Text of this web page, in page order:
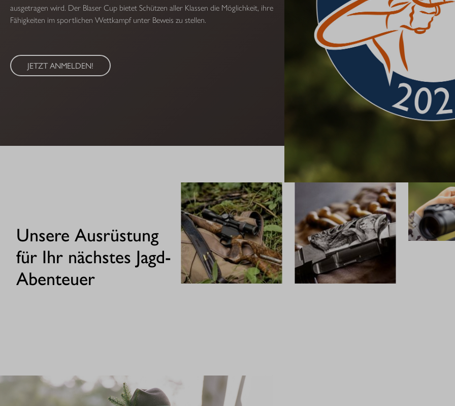
ausgetragen wird. Der Blaser Cup bietet Schützen aller Klassen die Möglichkeit, ihre
Fähigkeiten im sportlichen Wettkampf unter Beweis zu stellen.
JETZT ANMELDEN!
Unsere Ausrüstung
für Ihr nächstes Jagd-
Abenteuer